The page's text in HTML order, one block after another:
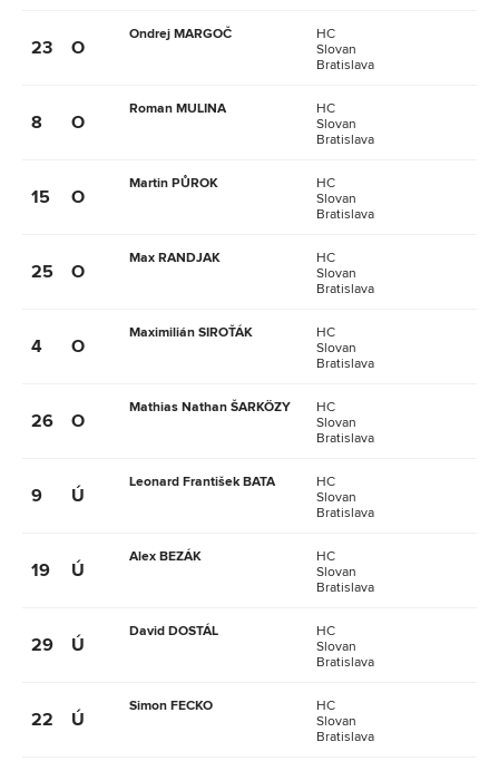
23 O
Ondrej MARGOČ
HC
Slovan
Bratislava
8 O
Roman MULINA
HC
Slovan
Bratislava
15 O
Martin PŮROK
HC
Slovan
Bratislava
25 O
Max RANDJAK
HC
Slovan
Bratislava
4 O
Maximilián SIROŤÁK
HC
Slovan
Bratislava
26 O
Mathias Nathan ŠARKÖZY
HC
Slovan
Bratislava
9 Ú
Leonard František BATA
HC
Slovan
Bratislava
19 Ú
Alex BEZÁK
HC
Slovan
Bratislava
29 Ú
David DOSTÁL
HC
Slovan
Bratislava
22 Ú
Simon FECKO
HC
Slovan
Bratislava